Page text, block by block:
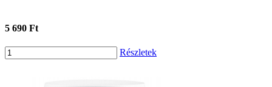
5 690 Ft
Részletek